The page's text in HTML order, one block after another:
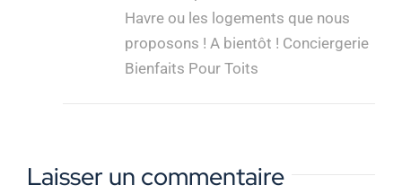
Havre ou les logements que nous
proposons ! A bientôt ! Conciergerie
Bienfaits Pour Toits
Laisser un commentaire